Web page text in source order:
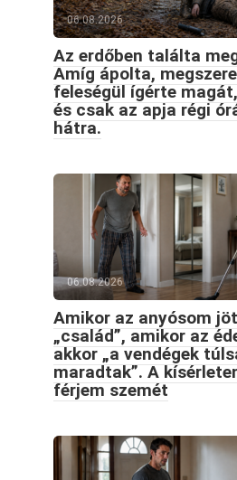
06.08.2026
Az erdőben találta
Amíg ápolta,
feleségül ígérte
és csak az apja régi
hátra.
06.08.2026
Amikor az anyósom
„család”, amikor az
akkor „a vendégek
maradtak”. A
férjem szemét